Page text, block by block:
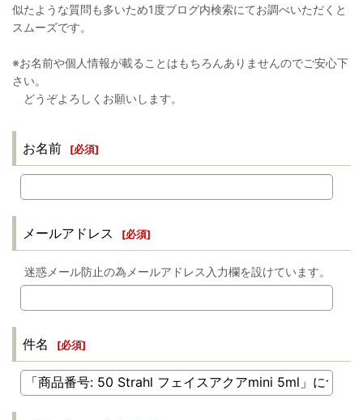
似たような質問も多いため1度ブログ内検索にてお調べいただくと
スムーズです。
※お名前や個人情報が載ることはもちろんありませんのでご安心下
さい。
どうぞよろしくお願いします。
お名前 [必須]
メールアドレス [必須]
迷惑メール防止の為メールアドレス入力欄を設けています。
件名 [必須]